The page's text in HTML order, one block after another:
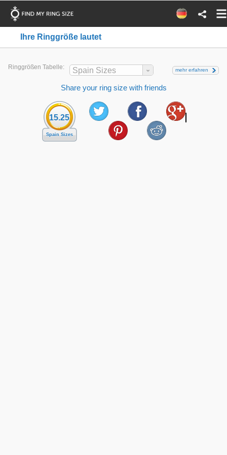
Ihre Ringgröße lautet
Ringgrößen Tabelle: Spain Sizes mehr erfahren
Share your ring size with friends
15.25
Spain Sizes